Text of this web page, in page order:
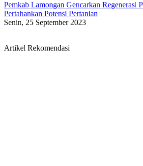
Pemkab Lamongan Gencarkan Regenerasi
Pertahankan Potensi Pertanian
Senin, 25 September 2023
Artikel Rekomendasi